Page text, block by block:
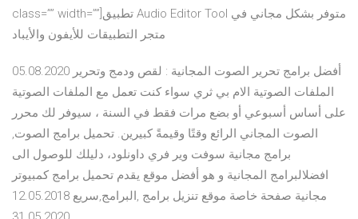
class=”” width=””]تطبيق Audio Editor Tool متوفر بشكل مجاني في
05.08.2020 أفضل برامج تحرير الصوت المجانية : لقص ودمج وتحرير
الملفات الصوتية الام بي ثري سواء كنت تعمل مع الملفات الصوتية
على أساس أسبوعي أو بضع مرات فقط في السنة ، سيوفر لك محرر
الصوت المجاني الرائع وقتًا وقيمةً كبيرين. تحميل برامج الصوت,
برامج مجانية سوفت وير فري داونلود، دليلك للوصول الى
افضلالبرامج المجانية و هو أفضل موقع يقدم تحميل برامج كمبيوتر
مجانية صفحة خاصة موقع تنزيل برامج ,البرامج,سريع 12.05.2018